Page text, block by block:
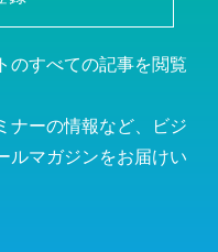
のすべての記事を閲覧
ナーの情報など、ビジ
ルマガジンをお届けい